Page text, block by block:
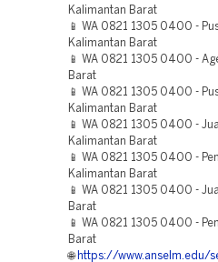
Kalimantan Barat
📱 WA 0821 1305 0400 -
Kalimantan Barat
📱 WA 0821 1305 0400 -
Barat
📱 WA 0821 1305 0400 -
Kalimantan Barat
📱 WA 0821 1305 0400 -
Kalimantan Barat
📱 WA 0821 1305 0400 -
Kalimantan Barat
📱 WA 0821 1305 0400 -
Barat
📱 WA 0821 1305 0400 -
Barat
🌐 https://www.anselm.edu/